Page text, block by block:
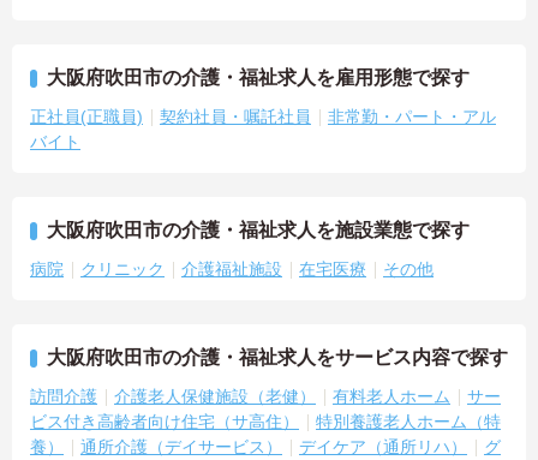
大阪府吹田市の介護・福祉求人を雇用形態で探す
正社員(正職員) 契約社員・嘱託社員
非常勤・パート・アル
バイト
大阪府吹田市の介護・福祉求人を施設業態で探す
病院 クリニック 介護福祉施設 在宅医療 その他
大阪府吹田市の介護・福祉求人をサービス内容で探す
訪問介護 介護老人保健施設（老健） 有料老人ホーム
サー
ビス付き高齢者向け住宅（サ高住）
特別養護老人ホーム（特
養）
通所介護（デイサービス） デイケア（通所リハ）
グ